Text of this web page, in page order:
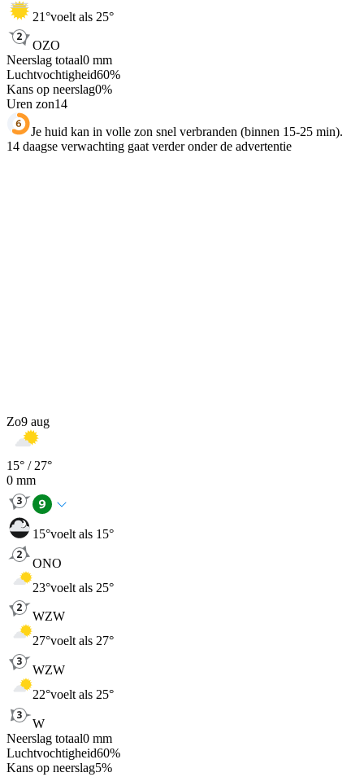
21°voelt als 25°
OZO
Neerslag totaal0 mm
Luchtvochtigheid60%
Kans op neerslag0%
Uren zon14
Je huid kan in volle zon snel verbranden (binnen 15-25 min).
14 daagse verwachting gaat verder onder de advertentie
Zo9 aug
15° / 27°
0 mm
15°voelt als 15°
ONO
23°voelt als 25°
WZW
27°voelt als 27°
WZW
22°voelt als 25°
W
Neerslag totaal0 mm
Luchtvochtigheid60%
Kans op neerslag5%